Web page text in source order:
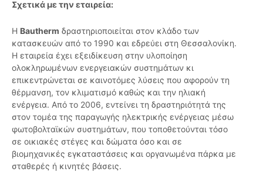
Σχετικά με την εταιρεία:
Η Bautherm δραστηριοποιείται στον κλάδο των
κατασκευών από το 1990 και εδρεύει στη Θεσσαλονίκη.
Η εταιρεία έχει εξειδίκευση στην υλοποίηση
ολοκληρωμένων ενεργειακών συστημάτων κι
επικεντρώνεται σε καινοτόμες λύσεις που αφορούν τη
θέρμανση, τον κλιματισμό καθώς και την ηλιακή
ενέργεια. Από το 2006, εντείνει τη δραστηριότητά της
στον τομέα της παραγωγής ηλεκτρικής ενέργειας μέσω
φωτοβολταϊκών συστημάτων, που τοποθετούνται τόσο
σε οικιακές στέγες και δώματα όσο και σε
βιομηχανικές εγκαταστάσεις και οργανωμένα πάρκα με
σταθερές ή κινητές βάσεις.